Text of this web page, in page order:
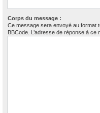
Corps du message :
Ce message sera envoyé au format
BBCode. L’adresse de réponse à